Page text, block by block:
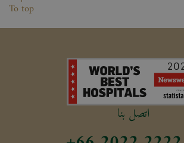
To top
اتصل بنا